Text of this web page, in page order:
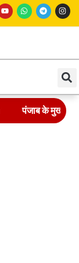
पंजाब के